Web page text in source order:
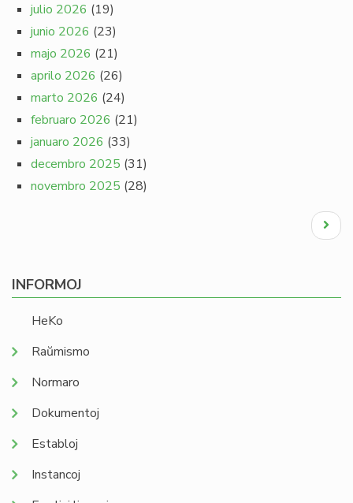
julio 2026 (19)
junio 2026 (23)
majo 2026 (21)
aprilo 2026 (26)
marto 2026 (24)
februaro 2026 (21)
januaro 2026 (33)
decembro 2025 (31)
novembro 2025 (28)
Next
page
INFORMOJ
HeKo
Raŭmismo
Normaro
Dokumentoj
Establoj
Instancoj